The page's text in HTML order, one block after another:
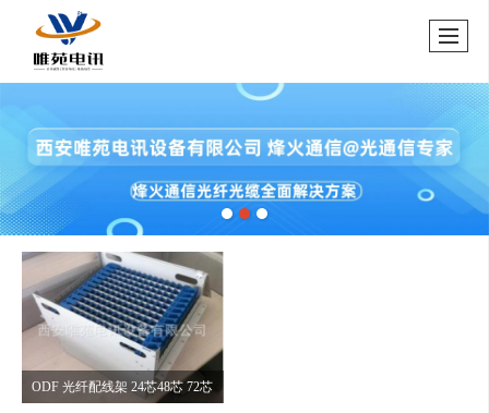
ODF 光纤配线架 24芯48芯 72芯